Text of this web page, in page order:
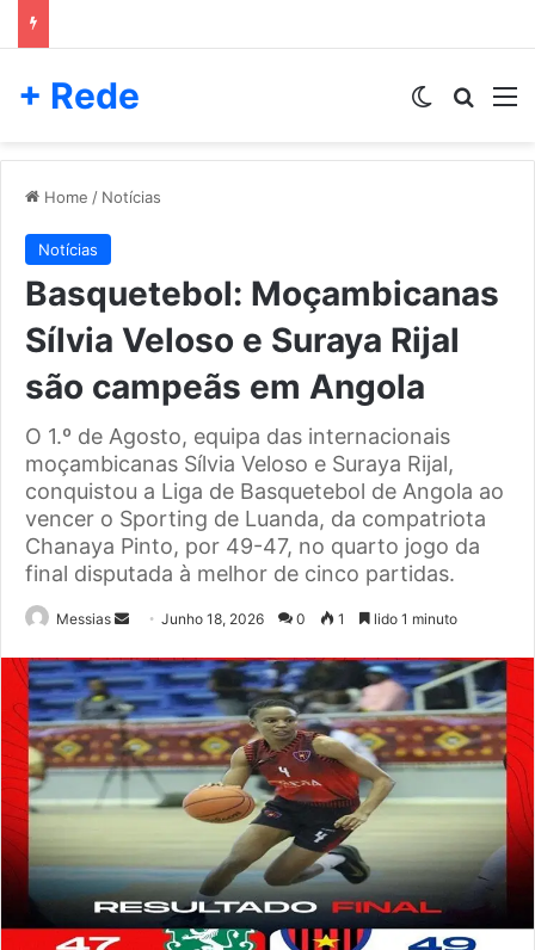
+ Rede Switch skin
Home / Notícias
Notícias
Basquetebol: Moçambicanas
Sílvia Veloso e Suraya Rijal
são campeãs em Angola
O 1.º de Agosto, equipa das internacionais
moçambicanas Sílvia Veloso e Suraya Rijal,
conquistou a Liga de Basquetebol de Angola ao
vencer o Sporting de Luanda, da compatriota
Chanaya Pinto, por 49-47, no quarto jogo da
final disputada à melhor de cinco partidas.
Messias
Send
email
Junho 18, 2026 0 1 lido 1 minuto